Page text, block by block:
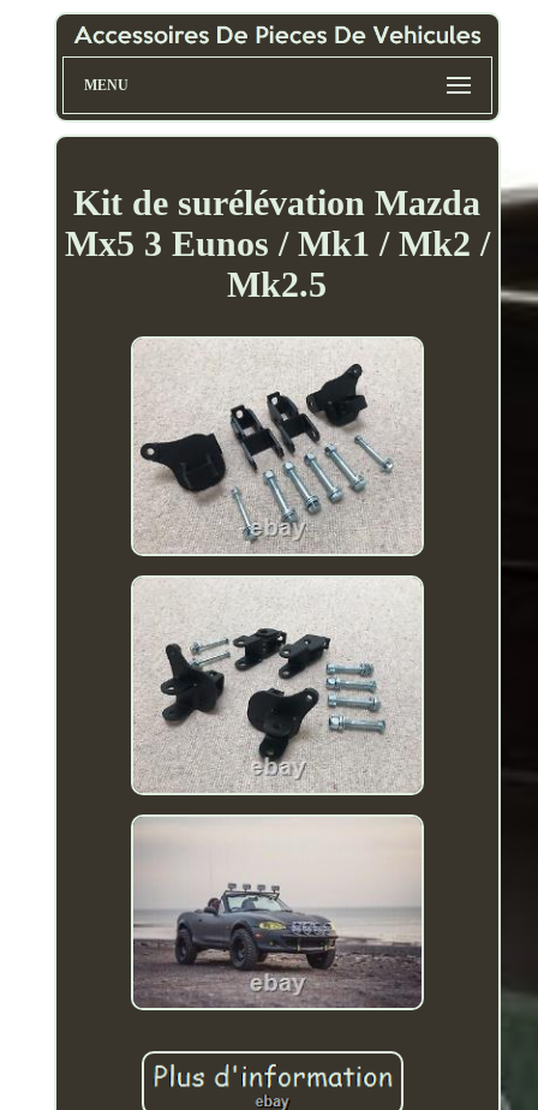
MENU
Kit de surélévation Mazda
Mx5 3 Eunos / Mk1 / Mk2 /
Mk2.5